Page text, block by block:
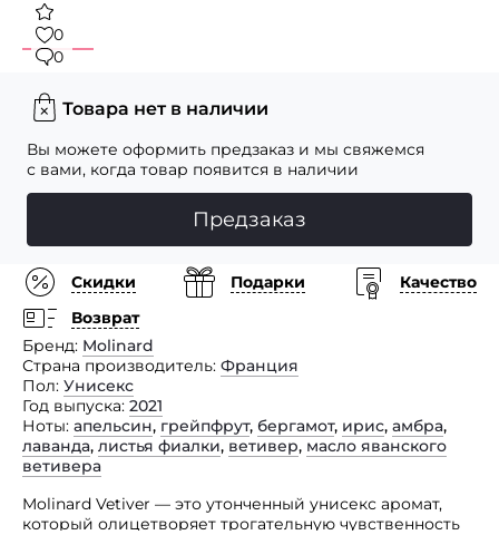
0
0
Товара нет в наличии
Вы можете оформить предзаказ и мы свяжемся
с вами, когда товар появится в наличии
Предзаказ
Скидки Подарки
Качество
Возврат
Бренд Molinard
Страна производитель Франция
Пол Унисекс
Год выпуска 2021
Ноты апельсин, грейпфрут, бергамот, ирис, амбра,
лаванда, листья фиалки, ветивер, масло яванского
ветивера
Molinard Vetiver — это утонченный унисекс аромат,
который олицетворяет трогательную чувственность